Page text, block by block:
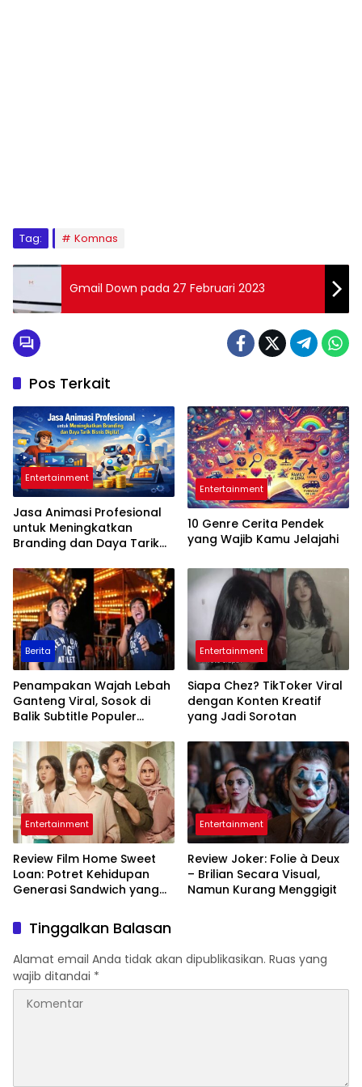
Tag: Komnas
Gmail Down pada 27 Februari 2023
Pos Terkait
Entertainment
Jasa Animasi Profesional
untuk Meningkatkan
Branding dan Daya Tarik
Entertainment
10 Genre Cerita Pendek
yang Wajib Kamu Jelajahi
Berita
Penampakan Wajah Lebah
Ganteng Viral, Sosok di
Balik Subtitle Populer
Entertainment
Siapa Chez? TikToker Viral
dengan Konten Kreatif
yang Jadi Sorotan
Entertainment
Review Film Home Sweet
Loan: Potret Kehidupan
Generasi Sandwich yang
Entertainment
Review Joker: Folie à Deux
– Brilian Secara Visual,
Namun Kurang Menggigit
Tinggalkan Balasan
Alamat email Anda tidak akan dipublikasikan. Ruas yang
wajib ditandai *